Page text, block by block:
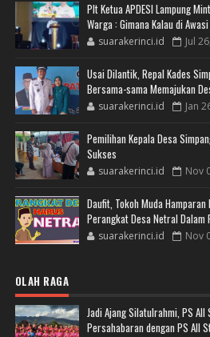
Plt Ketua APDESI Lampung
Warga : Gimana Kalau di Awasi
suarakerinci.id Jul
Usai Dilantik, Repal Kades
Bersama-sama Memajukan
suarakerinci.id Jan
Pemilihan Kepala Desa
Sukses
suarakerinci.id Nov
Daufit, Tokoh Muda
Perangkat Desa Netral Dalam
suarakerinci.id Nov
OLAH RAGA
Jadi Ajang Silatulrahmi, PS
Persahabaran dengan PS All